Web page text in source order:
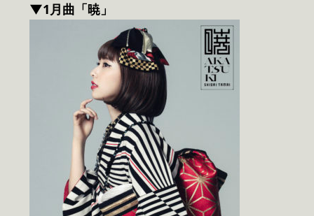
▼1月曲「暁」